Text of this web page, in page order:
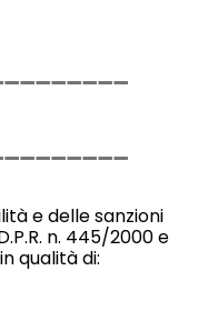
e delle sanzioni
n. 445/2000 e
qualità di: